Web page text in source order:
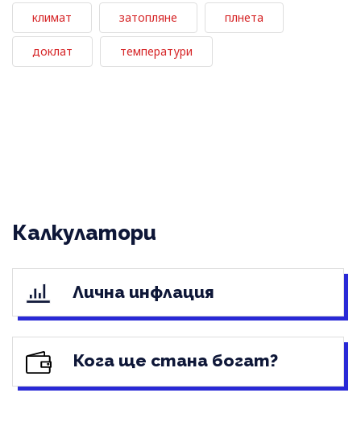
климат затопляне плнета
доклат температури
Калкулатори
Лична инфлация
Кога ще стана богат?